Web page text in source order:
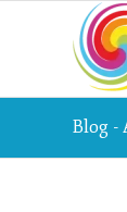
Blog -